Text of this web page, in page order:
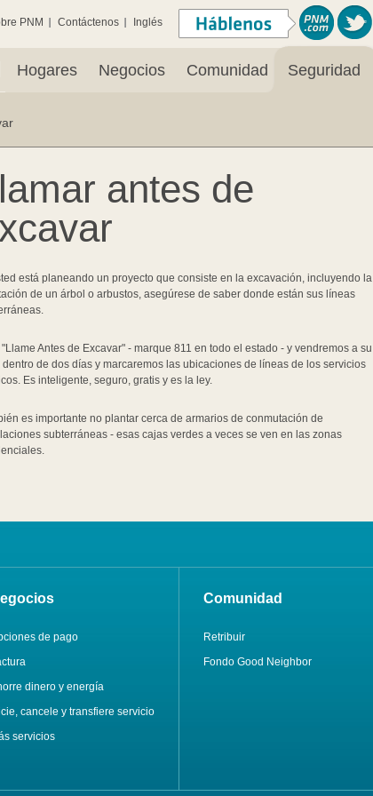
PNM Contáctenos Inglés
Hogares Negocios Comunidad Seguridad
antes de
está planeando un proyecto que consiste en la excavación, incluyendo la
de un árbol o arbustos, asegúrese de saber donde están sus líneas
Antes de Excavar" - marque 811 en todo el estado - y vendremos a su
dentro de dos días y marcaremos las ubicaciones de líneas de los servicios
Es inteligente, seguro, gratis y es la ley.
es importante no plantar cerca de armarios de conmutación de
subterráneas - esas cajas verdes a veces se ven en las zonas
de pago
dinero y energía
cancele y transfiere servicio
servicios
Comunidad
Retribuir
Fondo Good Neighbor